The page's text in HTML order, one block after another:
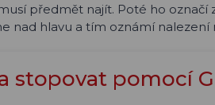
předmět najít. Poté ho
nad hlavu a tím oznámí nalezení
stopovat pomocí